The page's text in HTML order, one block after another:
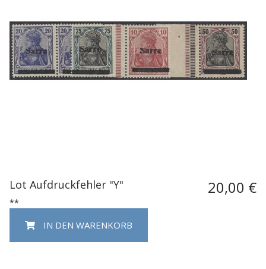
Lot Aufdruckfehler "Y" 20,00 €
**
IN DEN WARENKORB